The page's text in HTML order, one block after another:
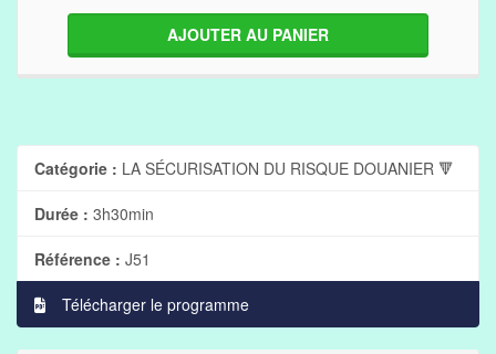
AJOUTER AU PANIER
Catégorie : LA SÉCURISATION DU RISQUE DOUANIER 🔻
Durée : 3h30min
Référence : J51
Télécharger le programme